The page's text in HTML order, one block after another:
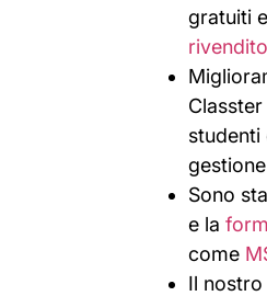
gratuiti
studenti
Sono
e la
come
Il